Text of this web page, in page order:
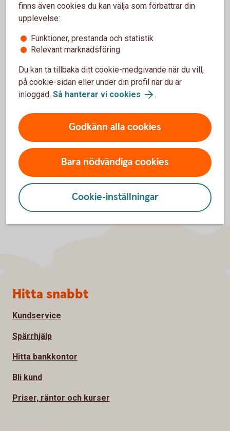
Insättningsuppgift i internetbanken
För att se detta innehåll behöver du först
godkänna cookies för Funktioner, prestanda
och statistik.
finns även cookies du kan välja som förbättrar din
upplevelse:
Funktioner, prestanda och statistik
Relevant marknadsföring
Du kan ta tillbaka ditt cookie-medgivande när du vill,
på cookie-sidan eller under din profil när du är
inloggad. Så hanterar vi cookies .
Godkänn alla cookies
Bara nödvändiga cookies
Cookie-inställningar
Sidfot
Hitta snabbt
Kundservice
Spärrhjälp
Hitta bankkontor
Bli kund
Priser, räntor och kurser